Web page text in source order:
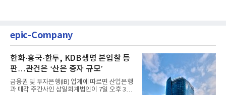
epic-Company
한화·흥국·한투, KDB생명 본입찰 등
판…관건은 ‘산은 증자 규모’
금융권 및 투자은행(IB) 업계에 따르면 산업은행
과 매각 주간사인 삼일회계법인이 7일 오후 3시